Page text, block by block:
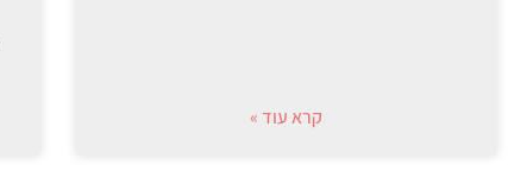
קרא עוד »